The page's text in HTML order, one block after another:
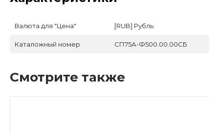
Валюта для "Цена" [RUB] Рубль
Каталожный номер СП75А-Ф500.00.00СБ
Смотрите также